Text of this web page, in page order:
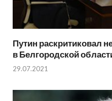
Путин раскритиковал
в Белгородской
29.07.2021